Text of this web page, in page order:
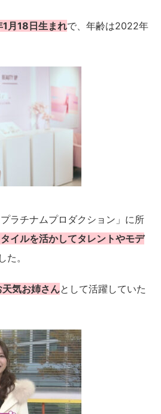
月18日生まれで、年齢は2022年
ラチナムプロダクション」に所
イルを活かしてタレントやモデ
た。
天気お姉さんとして活躍していた